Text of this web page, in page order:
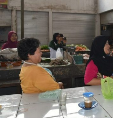
Korupsi
Politik
Gaya Hidup
Kuliner
Otomotif